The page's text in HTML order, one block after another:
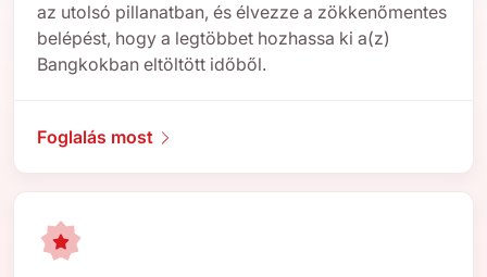
az utolsó pillanatban, és élvezze a zökkenőmentes
belépést, hogy a legtöbbet hozhassa ki a(z)
Bangkokban eltöltött időből.
Foglalás most